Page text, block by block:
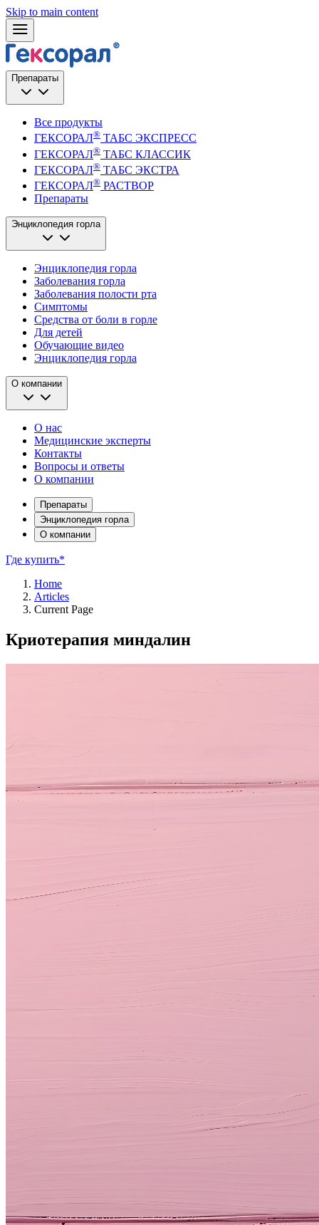
Skip to main content
Препараты
Все продукты
ГЕКСОРАЛ® ТАБС ЭКСПРЕСС
ГЕКСОРАЛ® ТАБС КЛАССИК
ГЕКСОРАЛ® ТАБС ЭКСТРА
ГЕКСОРАЛ® РАСТВОР
Препараты
Энциклопедия горла
Энциклопедия горла
Заболевания горла
Заболевания полости рта
Симптомы
Средства от боли в горле
Для детей
Обучающие видео
Энциклопедия горла
О компании
О нас
Медицинские эксперты
Контакты
Вопросы и ответы
О компании
Препараты
Энциклопедия горла
О компании
Где купить*
Home
Articles
Current Page
Криотерапия миндалин